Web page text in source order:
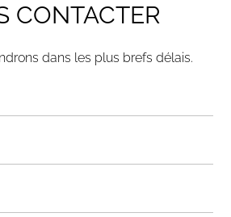
CONTACTER
dans les plus brefs délais.